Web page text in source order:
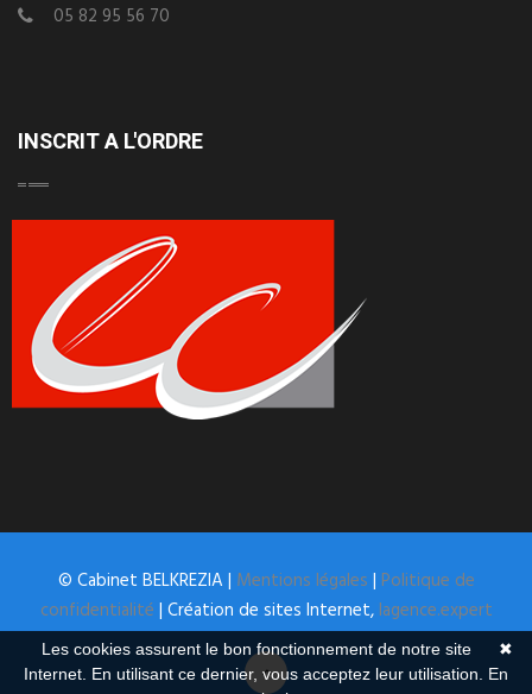
05 82 95 56 70
INSCRIT A L'ORDRE
© Cabinet BELKREZIA | Mentions légales| Politique de
confidentialité| Création de sites Internet,lagence.expert
✖
Les cookies assurent le bon fonctionnement de notre site
Internet. En utilisant ce dernier, vous acceptez leur utilisation. En